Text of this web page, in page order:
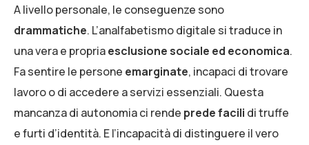
A livello personale, le conseguenze sono
drammatiche. L’analfabetismo digitale si traduce in
una vera e propriaesclusione sociale ed economica.
Fa sentire le persone emarginate, incapaci di trovare
lavoro o di accedere a servizi essenziali. Questa
mancanza di autonomia ci rende prede facili di truffe
e furti d’identità. E l’incapacità di distinguere il vero